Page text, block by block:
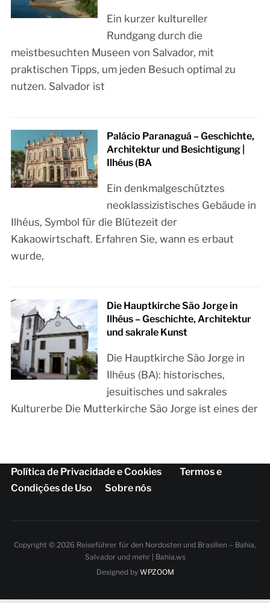
Ein kurzer kultureller
Rundgang durch die
meistbesuchten Museen von Salvador, mit
praktischen Tipps, um jeden Besuch optimal zu
nutzen. Salvador ist
Palácio Paranaguá – Geschichte,
Architektur und Besichtigung |
Ilhéus (BA
Ein denkmalgeschütztes
neoklassizistisches Gebäude in
Ilhéus, Symbol für die Blütezeit der
Kakaowirtschaft. Erfahren Sie, wann es erbaut
wurde,
Die Hauptkirche São Jorge in
Ilhéus – Geschichte, Architektur
und sakrale Kunst
Die Hauptkirche São Jorge in
Ilhéus (BA): historisches,
jesuitisches und sakrales
Kulturerbe Die Mutterkirche São Jorge ist eines der
Política de Privacidade e Cookies
Termos e
Condições de Uso
Sobre nós
Copyright © 2026 Reiseführer für den Nordosten und Brasilien – Bahia,
Salvador und mehr | Bahia.ws
Designed by WPZOOM